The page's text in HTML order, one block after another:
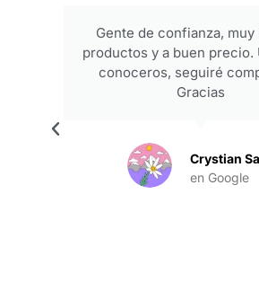
Gente de confianza, muy
productos y a buen precio.
conoceros, seguiré
Gracias
Crystian
en Google